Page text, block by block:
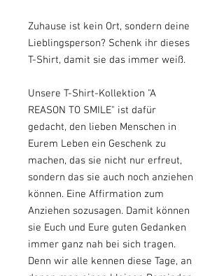
Zuhause ist kein Ort, sondern deine
Lieblingsperson? Schenk ihr dieses
T-Shirt, damit sie das immer weiß.
Unsere T-Shirt-Kollektion "A
REASON TO SMILE" ist dafür
gedacht, den lieben Menschen in
Eurem Leben ein Geschenk zu
machen, das sie nicht nur erfreut,
sondern das sie auch noch anziehen
können. Eine Affirmation zum
Anziehen sozusagen. Damit können
sie Euch und Eure guten Gedanken
immer ganz nah bei sich tragen.
Denn wir alle kennen diese Tage, an